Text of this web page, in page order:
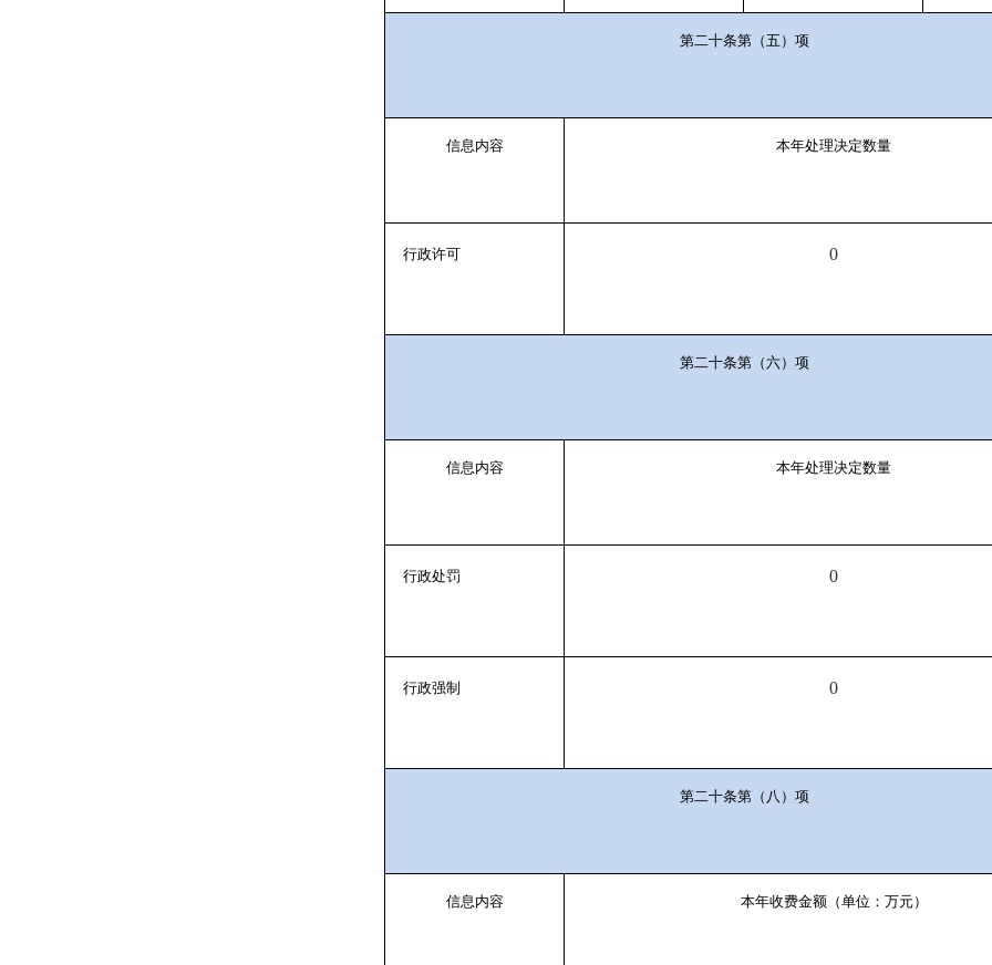
第二十条第（五）项
信息内容 本年处理决定数量
行政许可 0
第二十条第（六）项
信息内容 本年处理决定数量
行政处罚 0
行政强制 0
第二十条第（八）项
信息内容 本年收费金额（单位：万元）